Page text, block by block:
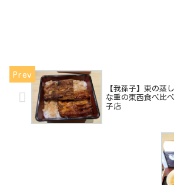
【我孫子】東の蒸
な重の東西食べ比
子店